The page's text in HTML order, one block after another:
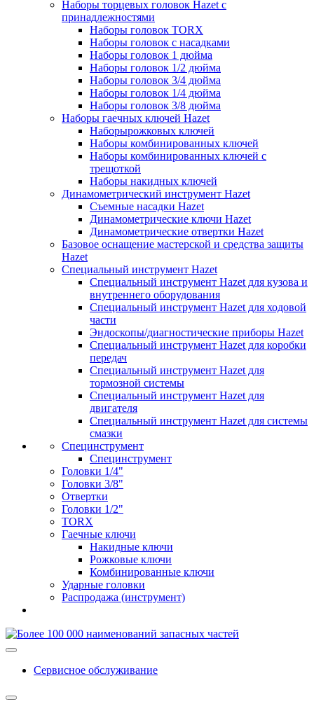
Наборы торцевых головок Hazet с
принадлежностями
Наборы головок TORX
Наборы головок с насадками
Наборы головок 1 дюйма
Наборы головок 1/2 дюйма
Наборы головок 3/4 дюйма
Наборы головок 1/4 дюйма
Наборы головок 3/8 дюйма
Наборы гаечных ключей Hazet
Наборырожковых ключей
Наборы комбинированных ключей
Наборы комбинированных ключей с
трещоткой
Наборы накидных ключей
Динамометрический инструмент Hazet
Съемные насадки Hazet
Динамометрические ключи Hazet
Динамометрические отвертки Hazet
Базовое оснащение мастерской и средства защиты
Hazet
Специальный инструмент Hazet
Специальный инструмент Hazet для кузова и
внутреннего оборудования
Специальный инструмент Hazet для ходовой
части
Эндоскопы/диагностические приборы Hazet
Специальный инструмент Hazet для коробки
передач
Специальный инструмент Hazet для
тормозной системы
Специальный инструмент Hazet для
двигателя
Специальный инструмент Hazet для системы
смазки
Специнструмент
Специнструмент
Головки 1/4"
Головки 3/8"
Отвертки
Головки 1/2"
TORX
Гаечные ключи
Накидные ключи
Рожковые ключи
Комбинированные ключи
Ударные головки
Распродажа (инструмент)
Сервисное обслуживание